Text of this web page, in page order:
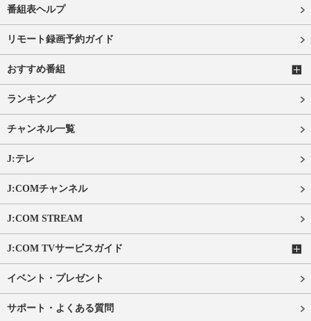
番組表ヘルプ
リモート録画予約ガイド
おすすめ番組
ランキング
チャンネル一覧
J:テレ
J:COMチャンネル
J:COM STREAM
J:COM TVサービスガイド
イベント・プレゼント
サポート・よくある質問